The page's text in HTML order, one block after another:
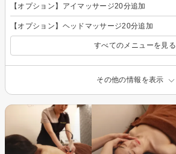
【オプション】アイマッサージ20分追加
【オプション】ヘッドマッサージ20分追加
すべてのメニューを見る
その他の情報を表示